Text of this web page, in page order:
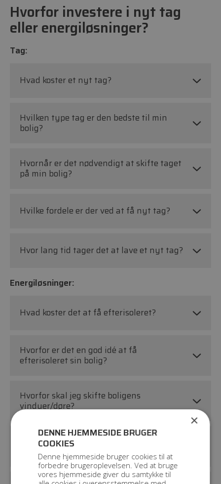
Hvorfor investere i nyt tag
eller energiløsninger?
Tag:
Hvad koster et nyt tag?
Hvilken type tag er den bedste til min
bolig?
Hvornår er det nødvendigt at skifte taget
på min bolig?
Hvilke fordele er der ved at få nyt tag?
Hvor lang tid tager det at lave et nyt tag?
Energiløsninger:
Hvad koster det at få efterisoleret?
Hvorfor er det en god idé at få
efterisoleret sin bolig?
Hvorfor skal jeg skifte boligens
vinduer/døre?
Hvordan påvirker mit nye tag
varmeforbruget i min bolig?
×
DENNE HJEMMESIDE BRUGER
COOKIES
Denne hjemmeside bruger cookies til at
forbedre brugeroplevelsen. Ved at bruge
vores hjemmeside giver du samtykke til